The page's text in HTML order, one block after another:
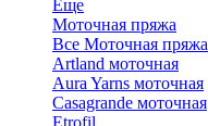
Еще
Моточная пряжа
Все Моточная пряжа
Artland моточная
Aura Yarns моточная
Casagrande моточная
Etrofil